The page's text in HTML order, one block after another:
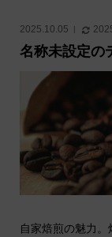
2025.10.05
名称未設定の
自家焙煎の魅力